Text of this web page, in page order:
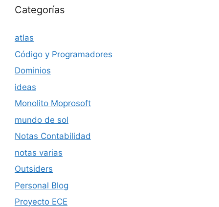
Categorías
atlas
Código y Programadores
Dominios
ideas
Monolito Moprosoft
mundo de sol
Notas Contabilidad
notas varias
Outsiders
Personal Blog
Proyecto ECE